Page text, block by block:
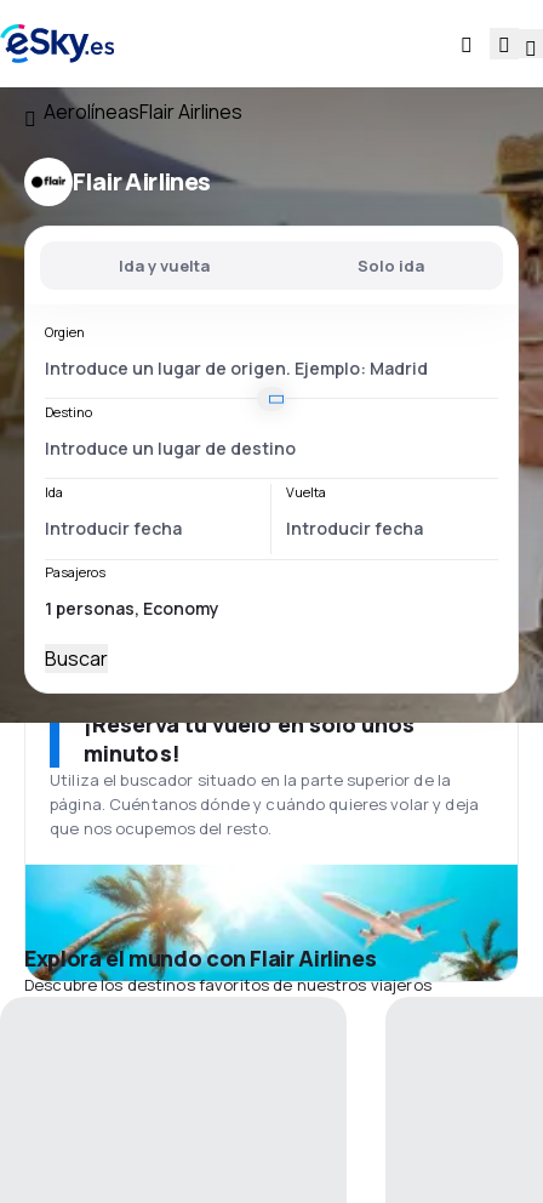
AerolíneasFlair Airlines
Flair Airlines
Ida y vuelta Solo ida
Orgien
Destino
Ida Vuelta
Pasajeros
Buscar
¡Reserva tu vuelo en solo unos
minutos!
Utiliza el buscador situado en la parte superior de la
página. Cuéntanos dónde y cuándo quieres volar y deja
que nos ocupemos del resto.
Explora el mundo con Flair Airlines
Descubre los destinos favoritos de nuestros viajeros